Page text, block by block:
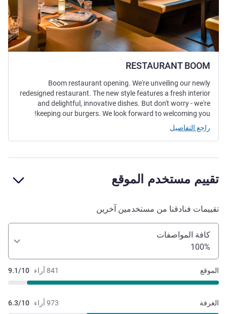
RESTAURANT BOOM
Boom restaurant opening. We're unveiling our newly
redesigned restaurant. The new style features a fresh interior
and delightful, innovative dishes. But don't worry - we're
keeping our burgers. We look forward to welcoming you!
راجع التفاصيل
تقييم مستخدم الموقع
تقييمات فنادقنا من مستخدمين آخرين
كافة المواصفات
100%
841 أراء 9.1/10 الموقع
973 أراء 6.3/10 الغرفة